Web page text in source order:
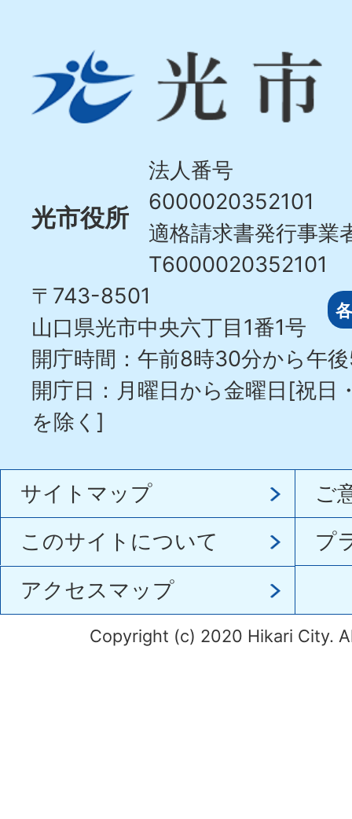
市
Hikari
光市役所
法人番号
6000020352101
適格請求書発行事業
T6000020352101
〒743-8501
山口県光市中央六丁目1番1号
開庁時間：午前8時30分から午
開庁日：月曜日から金曜日[祝日
を除く]
サイトマップ
ご
このサイトについて
プ
アクセスマップ
Copyright (c) 2020 Hikari City.